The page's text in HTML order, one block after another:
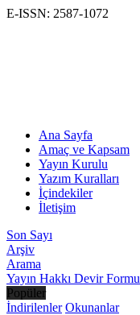
E-ISSN: 2587-1072
Ana Sayfa
Amaç ve Kapsam
Yayın Kurulu
Yazım Kuralları
İçindekiler
İletişim
Son Sayı
Arşiv
Arama
Yayın Hakkı Devir Formu
Popüler
İndirilenler Okunanlar